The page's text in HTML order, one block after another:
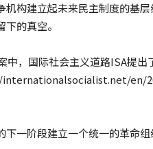
构建立起未来民主制度的基
的真空。
中，国际社会主义道路ISA提出
internationalsocialist.net/en/
一阶段建立一个统一的革命组